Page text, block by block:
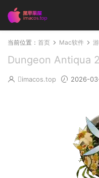
当前位置： 首页 Mac软件
Dungeon Antiqua
imacos.top 2026-